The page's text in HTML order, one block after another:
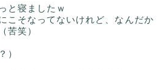
と寝ましたｗ
こそなってないけれど、なんだか
苦笑）
）